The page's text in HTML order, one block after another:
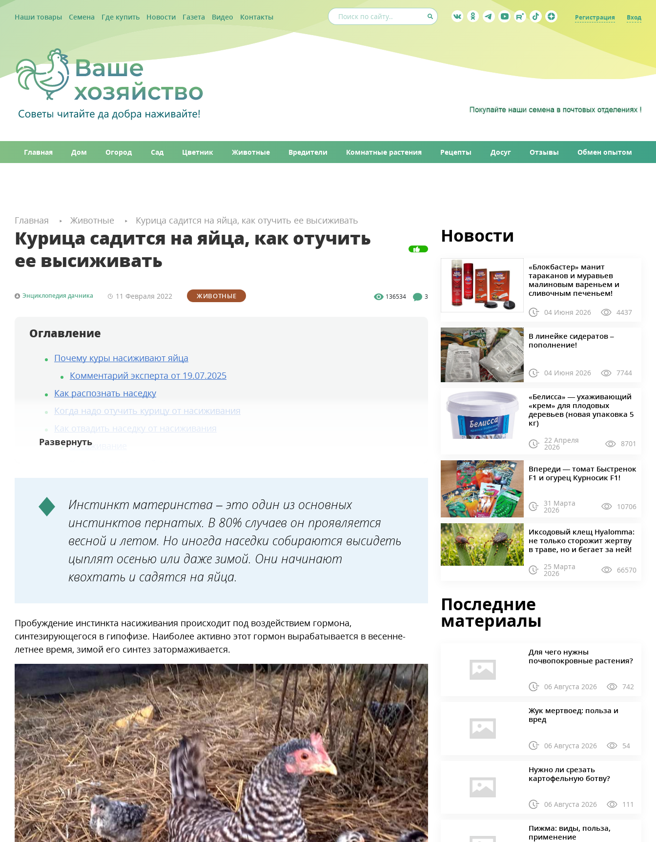
Наши товары Семена Где купить Новости Газета Видео Контакты Регистрация Вход
Главная Дом Огород Сад Цветник Животные Вредители Комнатные растения Рецепты Досуг Отзывы Обмен опытом
Главная Животные Курица садится на яйца, как отучить ее высиживать
Курица садится на яйца, как отучить
ее высиживать
Энциклопедия дачника 11 Февраля 2022 ЖИВОТНЫЕ 136534 3
Оглавление
Почему куры насиживают яйца
Комментарий эксперта от 19.07.2025
Как распознать наседку
Когда надо отучить курицу от насиживания
Как отвадить наседку от насиживания
Отсаживание
Голодная диета
Шоковая терапия
Инстинкт материнства – это один из основных
инстинктов пернатых. В 80% случаев он проявляется
весной и летом. Но иногда наседки собираются высидеть
цыплят осенью или даже зимой. Они начинают
квохтать и садятся на яйца.
Пробуждение инстинкта насиживания происходит под воздействием гормона,
синтезирующегося в гипофизе. Наиболее активно этот гормон вырабатывается в весенне-
летнее время, зимой его синтез затормаживается.
Новости
«Блокбастер» манит
тараканов и муравьев
малиновым вареньем и
сливочным печеньем!
04 Июня 2026 4437
В линейке сидератов –
пополнение!
04 Июня 2026 7744
«Белисса» — ухаживающий
«крем» для плодовых
деревьев (новая упаковка 5
кг)
22 Апреля
2026 8701
Впереди — томат Быстренок
F1 и огурец Курносик F1!
31 Марта
2026 10706
Иксодовый клещ Hyalomma:
не только сторожит жертву
в траве, но и бегает за ней!
25 Марта
2026 66570
Последние
материалы
Для чего нужны
почвопокровные растения?
06 Августа 2026 742
Жук мертвоед: польза и
вред
06 Августа 2026 54
Нужно ли срезать
картофельную ботву?
06 Августа 2026 111
Пижма: виды, польза,
применение